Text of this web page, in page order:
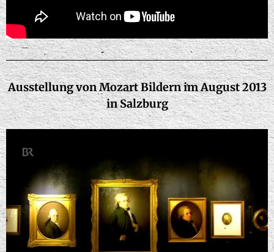
Ausstellung von Mozart Bildern im August 2013
in Salzburg